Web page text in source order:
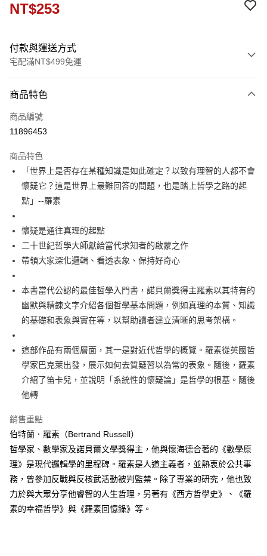
NT$253
付款與運送方式
宅配滿NT$499免運
信用卡一次付款
運送方式
宅配
每筆NT$100，滿NT$499(含以上)免運費
商品特色
商品編號
11896453
商品特色
「世界上是否存在某種知識是如此確定？以致有理智的人都不會
懷疑它？這是世界上最難回答的問題，也是踏上哲學之路的起
點」--羅素
懷疑是通往真理的起點
二十世紀哲學大師獻給當代求知者的啟蒙之作
帶領大家深化邏輯、看透表象、保持好奇心
本書當代公認的最佳哲學入門書，諾貝爾獎得主羅素以其特有的
幽默與精鍊文字介紹各個哲學基本問題，例如真理的本質、知識
的基礎和表象與實在等，以幫助讀者建立清晰的思考架構。
這部作品有兩個層面，其一是對近代哲學的概覽。羅素從英國哲
學家巴克萊出發，展示如何去質疑習以為常的表象。隨後，羅素
介紹了笛卡兒，並說明「系統性的懷疑論」是哲學的根基。隨後
他轉
銷售重點
伯特蘭．羅素（Bertrand Russell）
哲學家、數學家及諾貝爾文學獎得主，他與懷海德合著的《數學原
理》是現代邏輯學的里程碑。羅素是人道主義者，並熱衷於公共事
務，曾參加反戰與反核武活動被判監禁。除了專業的研究，他也致
力於與大眾分享他睿智的人生哲理，另著有《西方哲學史》、《羅
素的幸福哲學》與《羅素回憶錄》等。